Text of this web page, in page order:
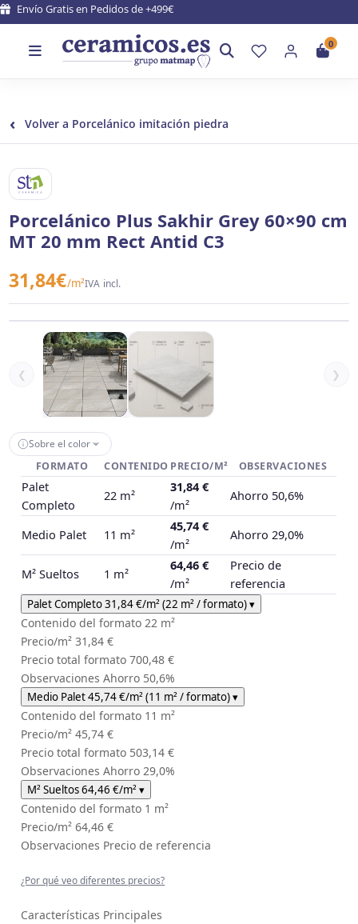
Envío Gratis en Pedidos de +499€
0
‹ Volver a Porcelánico imitación piedra
STN CERAMICA
Porcelánico Plus Sakhir Grey 60×90 cm
MT 20 mm Rect Antid C3
31,84€/m²IVA incl.
❮ ❯
Sobre el color
FORMATO
CONTENIDO PRECIO/M² OBSERVACIONES
Palet
Completo
22 m²
31,84 €
/m²
Ahorro 50,6%
Medio Palet 11 m²
45,74 €
/m²
Ahorro 29,0%
M² Sueltos 1 m²
64,46 €
/m²
Precio de
referencia
Palet Completo31,84 €/m² (22 m² / formato)▾
Contenido del formato 22 m²
Precio/m² 31,84 €
Precio total formato 700,48 €
Observaciones Ahorro 50,6%
Medio Palet45,74 €/m² (11 m² / formato)▾
Contenido del formato 11 m²
Precio/m² 45,74 €
Precio total formato 503,14 €
Observaciones Ahorro 29,0%
M² Sueltos64,46 €/m² ▾
Contenido del formato 1 m²
Precio/m² 64,46 €
Observaciones Precio de referencia
¿Por qué veo diferentes precios?
Características Principales